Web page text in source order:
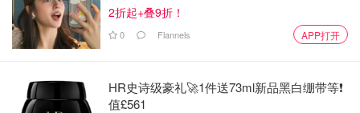
2折起+叠9折！
0 Flannels APP打开
HR史诗级豪礼🚀1件送73ml新品黑白绷带等❗️
值£561